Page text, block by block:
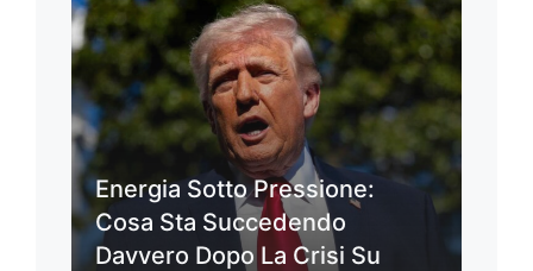
Energia Sotto Pressione:
Cosa Sta Succedendo
Davvero Dopo La Crisi Su